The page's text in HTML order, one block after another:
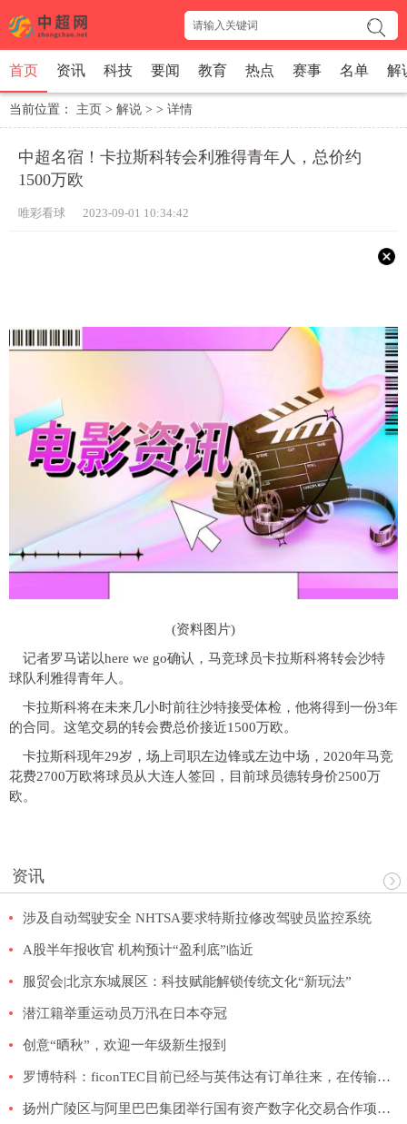
首页 资讯 科技 要闻 教育 热点 赛事 名单 解
当前位置： 主页 > 解说 > > 详情
中超名宿！卡拉斯科转会利雅得青年人，总价约
1500万欧
唯彩看球 2023-09-01 10:34:42
(资料图片)
记者罗马诺以here we go确认，马竞球员卡拉斯科将转会沙特
球队利雅得青年人。
卡拉斯科将在未来几小时前往沙特接受体检，他将得到一份3年
的合同。这笔交易的转会费总价接近1500万欧。
卡拉斯科现年29岁，场上司职左边锋或左边中场，2020年马竞
花费2700万欧将球员从大连人签回，目前球员德转身价2500万
欧。
资讯
涉及自动驾驶安全 NHTSA要求特斯拉修改驾驶员监控系统
A股半年报收官 机构预计“盈利底”临近
服贸会|北京东城展区：科技赋能解锁传统文化“新玩法”
潜江籍举重运动员万汛在日本夺冠
创意“晒秋”，欢迎一年级新生报到
罗博特科：ficonTEC目前已经与英伟达有订单往来，在传输速率为1.6T的光模块设备方面有技术储备
扬州广陵区与阿里巴巴集团举行国有资产数字化交易合作项目签约仪式！